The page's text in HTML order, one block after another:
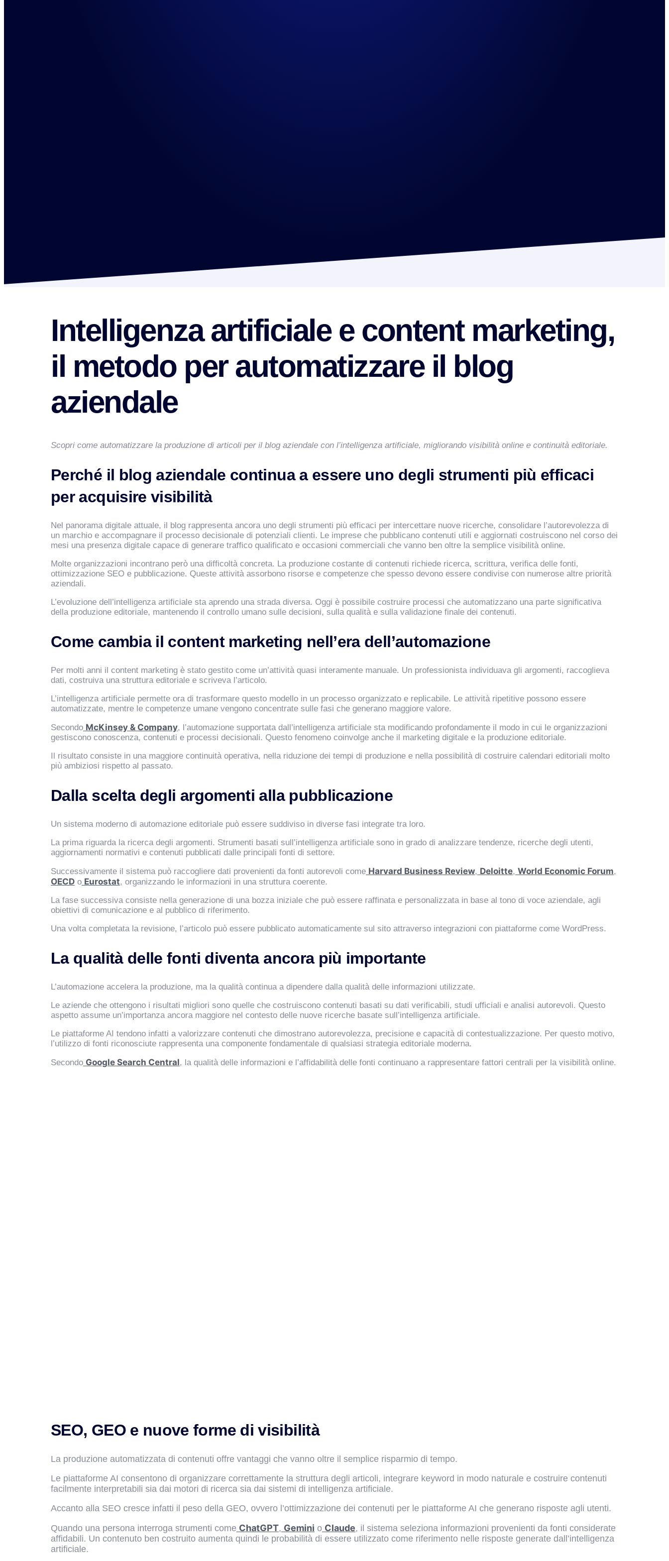
Intelligenza artificiale e content marketing,
il metodo per automatizzare il blog
aziendale
Scopri come automatizzare la produzione di articoli per il blog aziendale con l’intelligenza artificiale, migliorando visibilità online e continuità editoriale.
Perché il blog aziendale continua a essere uno degli strumenti più efficaci
per acquisire visibilità
Nel panorama digitale attuale, il blog rappresenta ancora uno degli strumenti più efficaci per intercettare nuove ricerche, consolidare l’autorevolezza di
un marchio e accompagnare il processo decisionale di potenziali clienti. Le imprese che pubblicano contenuti utili e aggiornati costruiscono nel corso dei
mesi una presenza digitale capace di generare traffico qualificato e occasioni commerciali che vanno ben oltre la semplice visibilità online.
Molte organizzazioni incontrano però una difficoltà concreta. La produzione costante di contenuti richiede ricerca, scrittura, verifica delle fonti,
ottimizzazione SEO e pubblicazione. Queste attività assorbono risorse e competenze che spesso devono essere condivise con numerose altre priorità
aziendali.
L’evoluzione dell’intelligenza artificiale sta aprendo una strada diversa. Oggi è possibile costruire processi che automatizzano una parte significativa
della produzione editoriale, mantenendo il controllo umano sulle decisioni, sulla qualità e sulla validazione finale dei contenuti.
Come cambia il content marketing nell’era dell’automazione
Per molti anni il content marketing è stato gestito come un’attività quasi interamente manuale. Un professionista individuava gli argomenti, raccoglieva
dati, costruiva una struttura editoriale e scriveva l’articolo.
L’intelligenza artificiale permette ora di trasformare questo modello in un processo organizzato e replicabile. Le attività ripetitive possono essere
automatizzate, mentre le competenze umane vengono concentrate sulle fasi che generano maggiore valore.
Secondo McKinsey & Company, l’automazione supportata dall’intelligenza artificiale sta modificando profondamente il modo in cui le organizzazioni
gestiscono conoscenza, contenuti e processi decisionali. Questo fenomeno coinvolge anche il marketing digitale e la produzione editoriale.
Il risultato consiste in una maggiore continuità operativa, nella riduzione dei tempi di produzione e nella possibilità di costruire calendari editoriali molto
più ambiziosi rispetto al passato.
Dalla scelta degli argomenti alla pubblicazione
Un sistema moderno di automazione editoriale può essere suddiviso in diverse fasi integrate tra loro.
La prima riguarda la ricerca degli argomenti. Strumenti basati sull’intelligenza artificiale sono in grado di analizzare tendenze, ricerche degli utenti,
aggiornamenti normativi e contenuti pubblicati dalle principali fonti di settore.
Successivamente il sistema può raccogliere dati provenienti da fonti autorevoli come Harvard Business Review, Deloitte, World Economic Forum,
OECD o Eurostat, organizzando le informazioni in una struttura coerente.
La fase successiva consiste nella generazione di una bozza iniziale che può essere raffinata e personalizzata in base al tono di voce aziendale, agli
obiettivi di comunicazione e al pubblico di riferimento.
Una volta completata la revisione, l’articolo può essere pubblicato automaticamente sul sito attraverso integrazioni con piattaforme come WordPress.
La qualità delle fonti diventa ancora più importante
L’automazione accelera la produzione, ma la qualità continua a dipendere dalla qualità delle informazioni utilizzate.
Le aziende che ottengono i risultati migliori sono quelle che costruiscono contenuti basati su dati verificabili, studi ufficiali e analisi autorevoli. Questo
aspetto assume un’importanza ancora maggiore nel contesto delle nuove ricerche basate sull’intelligenza artificiale.
Le piattaforme AI tendono infatti a valorizzare contenuti che dimostrano autorevolezza, precisione e capacità di contestualizzazione. Per questo motivo,
l’utilizzo di fonti riconosciute rappresenta una componente fondamentale di qualsiasi strategia editoriale moderna.
Secondo Google Search Central, la qualità delle informazioni e l’affidabilità delle fonti continuano a rappresentare fattori centrali per la visibilità online.
SEO, GEO e nuove forme di visibilità
La produzione automatizzata di contenuti offre vantaggi che vanno oltre il semplice risparmio di tempo.
Le piattaforme AI consentono di organizzare correttamente la struttura degli articoli, integrare keyword in modo naturale e costruire contenuti
facilmente interpretabili sia dai motori di ricerca sia dai sistemi di intelligenza artificiale.
Accanto alla SEO cresce infatti il peso della GEO, ovvero l’ottimizzazione dei contenuti per le piattaforme AI che generano risposte agli utenti.
Quando una persona interroga strumenti come ChatGPT, Gemini o Claude, il sistema seleziona informazioni provenienti da fonti considerate
affidabili. Un contenuto ben costruito aumenta quindi le probabilità di essere utilizzato come riferimento nelle risposte generate dall’intelligenza
artificiale.